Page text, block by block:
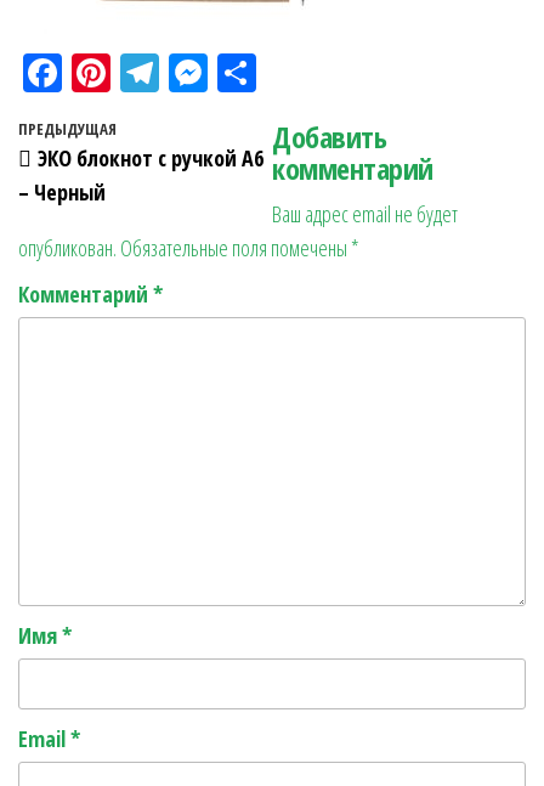
Fa
ce
bo
ok
Pi
nt
er
t
Te
gr
a
M
se
r
ра
в
ит
ь
Навигация по записям
Предыдущая запись
ПРЕДЫДУЩАЯ
ЭКО блокнот с ручкой А6
– Черный
Добавить
комментарий
Ваш адрес email не будет
опубликован. Обязательные поля помечены *
Комментарий *
Имя*
Email*